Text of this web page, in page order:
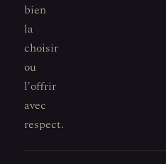
bien
la
choisir
ou
l'offrir
avec
respect.